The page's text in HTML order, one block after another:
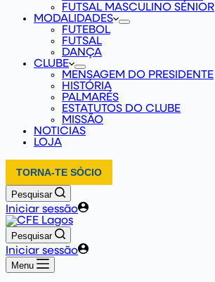
FUTSAL MASCULINO SÉNIOR
MODALIDADES
FUTEBOL
FUTSAL
DANÇA
CLUBE
MENSAGEM DO PRESIDENTE
HISTÓRIA
PALMARÉS
ESTATUTOS DO CLUBE
MISSÃO
NOTICIAS
LOJA
TORNA-TE SÓCIO
Pesquisar
Iniciar sessão
Pesquisar
Iniciar sessão
Menu